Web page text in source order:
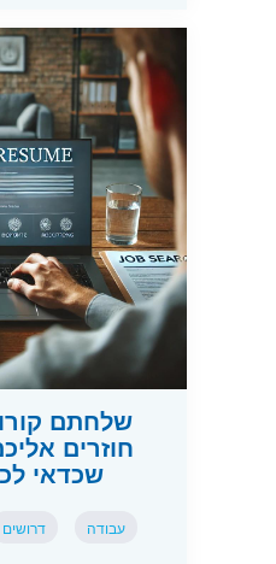
שלחתם
שכדאי
עבודה דרושים